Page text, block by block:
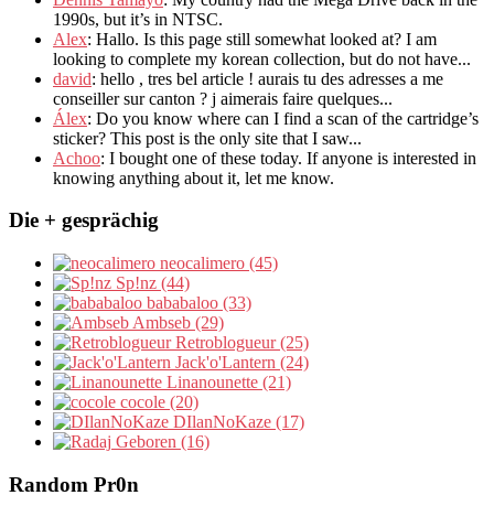
1990s, but it’s in NTSC.
Alex: Hallo. Is this page still somewhat looked at? I am
looking to complete my korean collection, but do not have...
david: hello , tres bel article ! aurais tu des adresses a me
conseiller sur canton ? j aimerais faire quelques...
Álex: Do you know where can I find a scan of the cartridge’s
sticker? This post is the only site that I saw...
Achoo: I bought one of these today. If anyone is interested in
knowing anything about it, let me know.
Die + gesprächig
neocalimero (45)
Sp!nz (44)
bababaloo (33)
Ambseb (29)
Retroblogueur (25)
Jack'o'Lantern (24)
Linanounette (21)
cocole (20)
DIlanNoKaze (17)
Geboren (16)
Random Pr0n